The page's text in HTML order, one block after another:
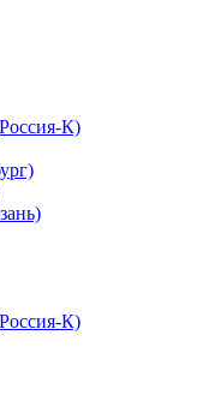
К)
К)